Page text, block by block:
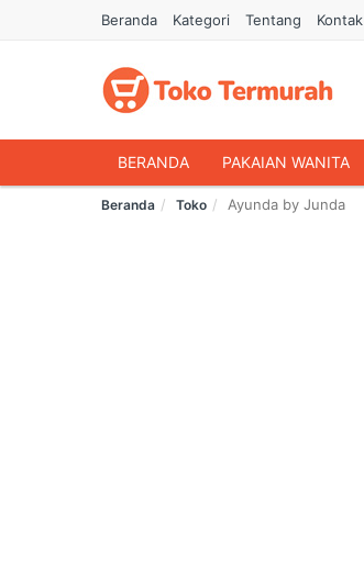
Beranda Kategori Tentang Kontak
BERANDA PAKAIAN WANITA
HANDPHONE & AKSESORIS
Beranda Toko Ayunda by Junda